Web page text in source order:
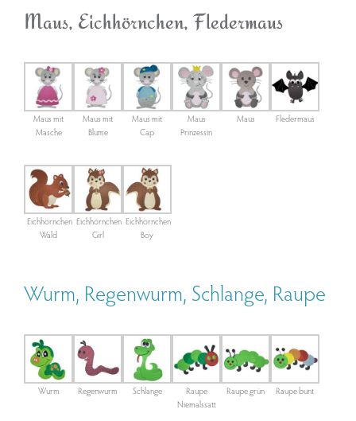
Maus, Eichhörnchen, Fledermaus
Maus mit
Masche
Maus mit
Blume
Maus mit
Cap
Maus
Prinzessin
Maus Fledermaus
Eichhörnchen
Wald
Eichhörnchen
Girl
Eichhörnchen
Boy
Wurm, Regenwurm, Schlange, Raupe
Wurm Regenwurm Schlange
Raupe
Niemalssatt
Raupe grün Raupe bunt